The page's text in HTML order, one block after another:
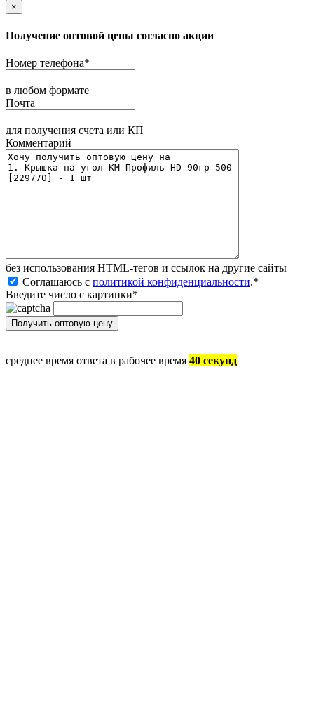
×
Получение оптовой цены согласно акции
Номер телефона*
в любом формате
Почта
для получения счета или КП
Комментарий
без иcпользования HTML-тегов и ссылок на другие сайты
Соглашаюсь с политикой конфиденциальности.*
Введите число с картинки*
среднее время ответа в рабочее время 40 секунд